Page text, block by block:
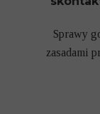
Sprawy
zasadami